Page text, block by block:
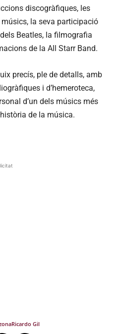
discogràfiques, les
músics, la seva participació
Beatles, la filmografia
de la All Starr Band.
precís, ple de detalls, amb
i d’hemeroteca,
d’un dels músics més
de la música.
Ricardo Gil